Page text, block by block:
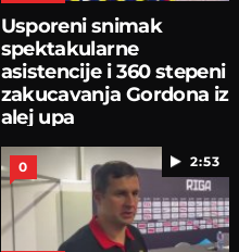
Usporeni snimak
spektakularne
asistencije i 360 stepeni
zakucavanja Gordona iz
alej upa
2:53
0